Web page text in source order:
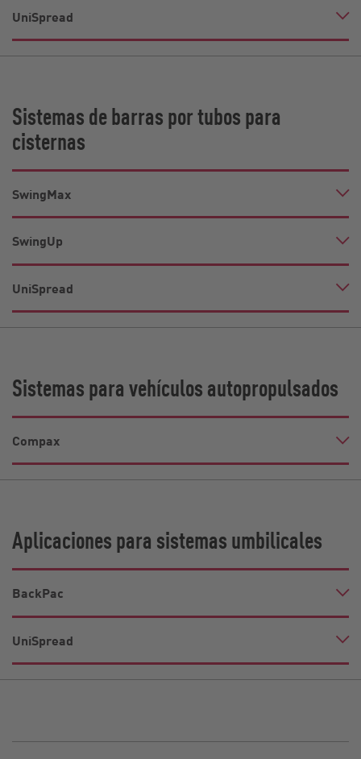
UniSpread
Sistemas de barras por tubos para
cisternas
SwingMax
SwingUp
UniSpread
Sistemas para vehículos autopropulsados
Compax
Aplicaciones para sistemas umbilicales
BackPac
UniSpread